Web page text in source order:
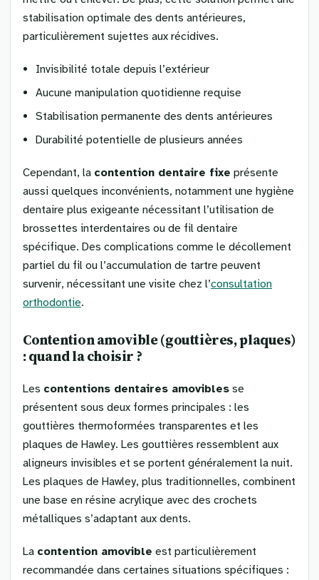
stabilisation optimale des dents antérieures,
particulièrement sujettes aux récidives.
Invisibilité totale depuis l’extérieur
Aucune manipulation quotidienne requise
Stabilisation permanente des dents antérieures
Durabilité potentielle de plusieurs années
Cependant, la contention dentaire fixe présente
aussi quelques inconvénients, notamment une hygiène
dentaire plus exigeante nécessitant l’utilisation de
brossettes interdentaires ou de fil dentaire
spécifique. Des complications comme le décollement
partiel du fil ou l’accumulation de tartre peuvent
survenir, nécessitant une visite chez l’consultation
orthodontie.
Contention amovible (gouttières, plaques)
: quand la choisir ?
Les contentions dentaires amovibles se
présentent sous deux formes principales : les
gouttières thermoformées transparentes et les
plaques de Hawley. Les gouttières ressemblent aux
aligneurs invisibles et se portent généralement la nuit.
Les plaques de Hawley, plus traditionnelles, combinent
une base en résine acrylique avec des crochets
métalliques s’adaptant aux dents.
La contention amovible est particulièrement
recommandée dans certaines situations spécifiques :